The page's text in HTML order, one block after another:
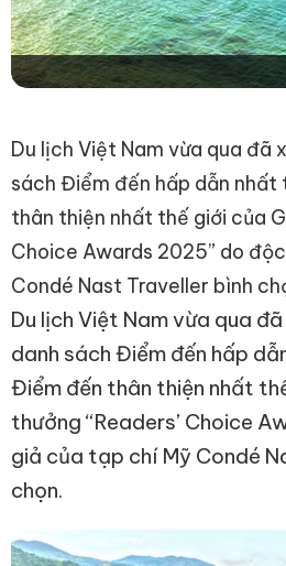
Du lịch Việt Nam vừa qua đã
sách Điểm đến hấp dẫn
thân thiện nhất thế giới của
Choice Awards 2025” do
Condé Nast Traveller bình
Du lịch Việt Nam vừa qua
danh sách Điểm đến hấp
Điểm đến thân thiện nhất
thưởng “Readers’ Choice
giả của tạp chí Mỹ Condé
chọn.